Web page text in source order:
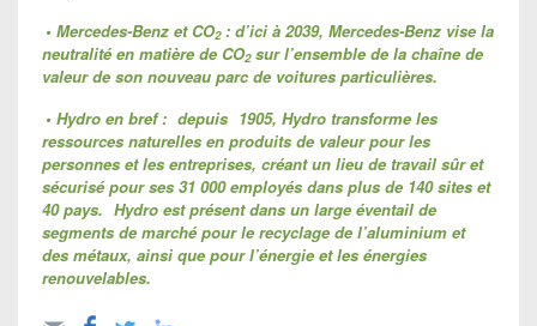
• Mercedes-Benz et CO2: d’ici à 2039, Mercedes-Benz vise la
neutralité en matière de CO2sur l’ensemble de la chaîne de
valeur de son nouveau parc de voitures particulières.
• Hydro en bref : depuis 1905, Hydro transforme les
ressources naturelles en produits de valeur pour les
personnes et les entreprises, créant un lieu de travail sûr et
sécurisé pour ses 31 000 employés dans plus de 140 sites et
40 pays. Hydro est présent dans un large éventail de
segments de marché pour le recyclage de l’aluminium et
des métaux, ainsi que pour l’énergie et les énergies
renouvelables.